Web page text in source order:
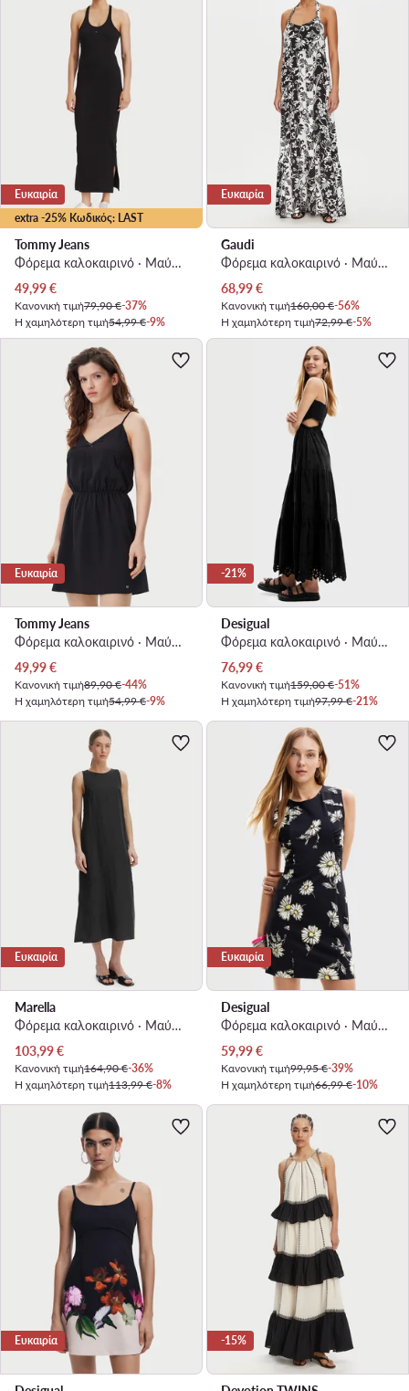
extra -25% Κωδικός: LAST
Ευκαιρία
Tommy Jeans
Φόρεμα καλοκαιρινό · Μαύρο · Midi
Τρέχουσα τιμή
49,99€
Κανονική τιμή79,90 €-37%
Η χαμηλότερη τιμή54,99 €-9%
Ευκαιρία
Gaudi
Φόρεμα καλοκαιρινό · Μαύρο · Maxi
Τρέχουσα τιμή
68,99€
Κανονική τιμή160,00 €-56%
Η χαμηλότερη τιμή72,99 €-5%
Ευκαιρία
Tommy Jeans
Φόρεμα καλοκαιρινό · Μαύρο · Mini
Τρέχουσα τιμή
49,99€
Κανονική τιμή89,90 €-44%
Η χαμηλότερη τιμή54,99 €-9%
-21%
Desigual
Φόρεμα καλοκαιρινό · Μαύρο · Maxi
Τρέχουσα τιμή
76,99€
Κανονική τιμή159,00 €-51%
Η χαμηλότερη τιμή97,99 €-21%
Ευκαιρία
Marella
Φόρεμα καλοκαιρινό · Μαύρο · Midi
Τρέχουσα τιμή
103,99€
Κανονική τιμή164,90 €-36%
Η χαμηλότερη τιμή113,99 €-8%
Ευκαιρία
Desigual
Φόρεμα καλοκαιρινό · Μαύρο · Mini
Τρέχουσα τιμή
59,99€
Κανονική τιμή99,95 €-39%
Η χαμηλότερη τιμή66,99 €-10%
Ευκαιρία -15%